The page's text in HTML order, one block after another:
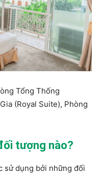
Tổng Thống
(Royal Suite), Phòng
tượng nào?
sử dụng bởi những đối